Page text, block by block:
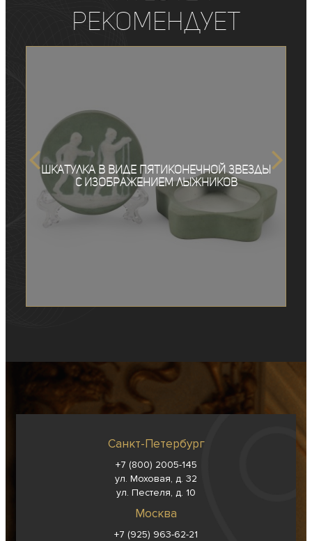
рекомендует
Шкатулка в виде пятиконечной звезды
с изображением лыжников
Санкт-Петербург
+7 (800) 2005-145
ул. Моховая, д. 32
ул. Пестеля, д. 10
Москва
+7 (925) 963-62-21